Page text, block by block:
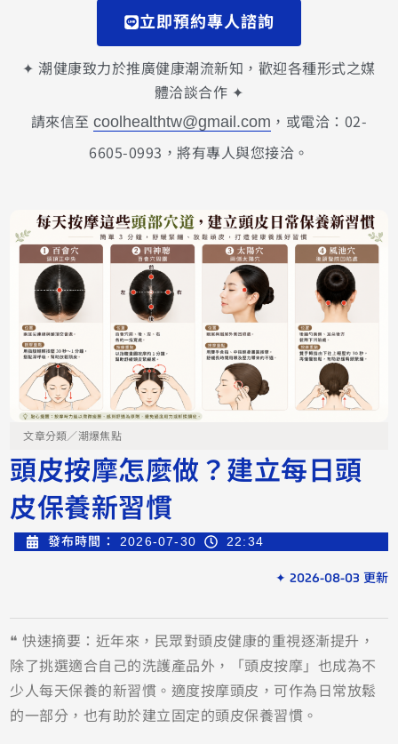
立即預約專人諮詢
✦ 潮健康致力於推廣健康潮流新知，歡迎各種形式之媒
體洽談合作 ✦
請來信至coolhealthtw@gmail.com ，或電洽：02-
6605-0993，將有專人與您接洽。
文章分類／潮爆焦點
頭皮按摩怎麼做？建立每日頭
皮保養新習慣
發布時間： 2026-07-30 22:34
✦ 2026-08-03 更新
❝ 快速摘要：近年來，民眾對頭皮健康的重視逐漸提升，
除了挑選適合自己的洗護產品外，「頭皮按摩」也成為不
少人每天保養的新習慣。適度按摩頭皮，可作為日常放鬆
的一部分，也有助於建立固定的頭皮保養習慣。